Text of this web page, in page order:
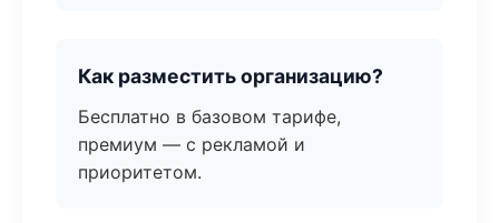
Как разместить организацию?
Бесплатно в базовом тарифе,
премиум — с рекламой и
приоритетом.